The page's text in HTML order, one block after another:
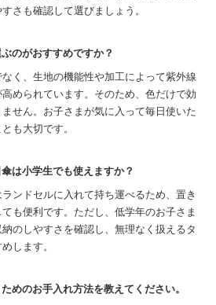
さも確認して選びましょう。
のがおすすめですか？
く、生地の機能性や加工によって紫外線
められています。そのため、色だけで効
せん。お子さまが気に入って毎日使いた
も大切です。
は小学生でも使えますか？
ンドセルに入れて持ち運べるため、置き
も便利です。ただし、低学年のお子さま
のしやすさを確認し、無理なく扱えるタ
します。
めのお手入れ方法を教えてください。